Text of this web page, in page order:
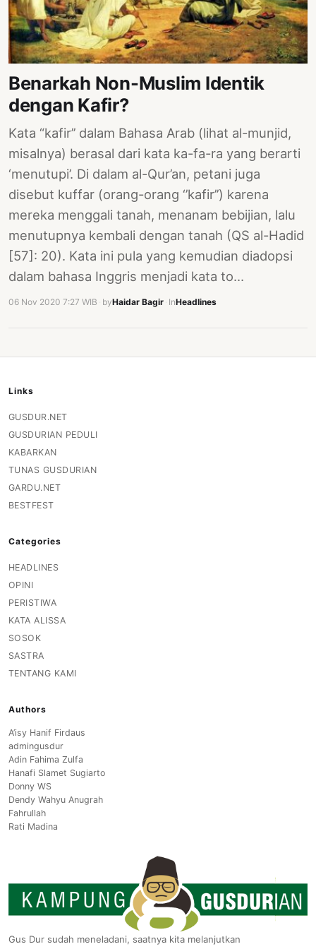
Benarkah Non-Muslim Identik
dengan Kafir?
Kata “kafir’’ dalam Bahasa Arab (lihat al-munjid,
misalnya) berasal dari kata ka-fa-ra yang berarti
‘menutupi’. Di dalam al-Qur’an, petani juga
disebut kuffar (orang-orang ‘’kafir’’) karena
mereka menggali tanah, menanam bebijian, lalu
menutupnya kembali dengan tanah (QS al-Hadid
[57]: 20). Kata ini pula yang kemudian diadopsi
dalam bahasa Inggris menjadi kata to…
06 Nov 2020 7:27 WIB byHaidar Bagir InHeadlines
Links
GUSDUR.NET
GUSDURIAN PEDULI
KABARKAN
TUNAS GUSDURIAN
GARDU.NET
BESTFEST
Categories
HEADLINES
OPINI
PERISTIWA
KATA ALISSA
SOSOK
SASTRA
TENTANG KAMI
Authors
A’isy Hanif Firdaus
admingusdur
Adin Fahima Zulfa
Hanafi Slamet Sugiarto
Donny WS
Dendy Wahyu Anugrah
Fahrullah
Rati Madina
Gus Dur sudah meneladani, saatnya kita melanjutkan